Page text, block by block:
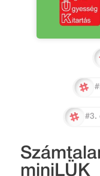
#3.
miniLÜK